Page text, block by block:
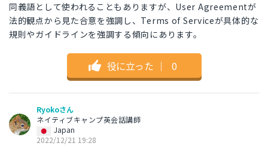
同義語として使われることもありますが、User Agreementが
法的観点から見た合意を強調し、Terms of Serviceが具体的な
規則やガイドラインを強調する傾向にあります。
役に立った ｜ 0
Ryokoさん
ネイティブキャンプ英会話講師
Japan
2022/12/21 19:28